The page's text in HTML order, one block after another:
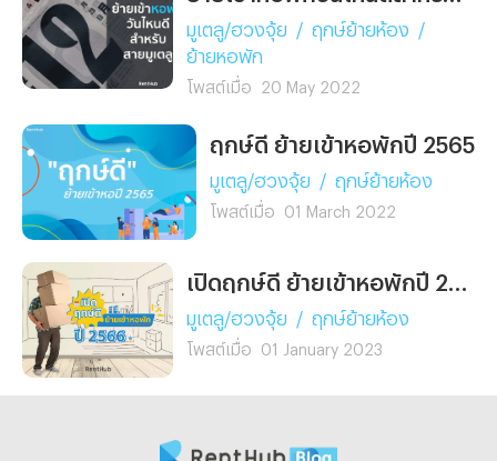
มูเตลู/ฮวงจุ้ย / ฤกษ์ย้ายห้อง
/
ย้ายหอพัก
โพสต์เมื่อ 20 May 2022
ฤกษ์ดี ย้ายเข้าหอพักปี 2565
มูเตลู/ฮวงจุ้ย / ฤกษ์ย้ายห้อง
โพสต์เมื่อ 01 March 2022
มูเตลู/ฮวงจุ้ย / ฤกษ์ย้ายห้อง
โพสต์เมื่อ 01 January 2023